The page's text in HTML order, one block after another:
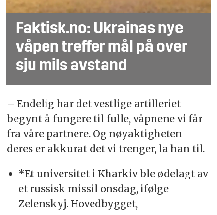
Faktisk.no: Ukrainas nye
våpen treffer mål på over
sju mils avstand
– Endelig har det vestlige artilleriet
begynt å fungere til fulle, våpnene vi får
fra våre partnere. Og nøyaktigheten
deres er akkurat det vi trenger, la han til.
*Et universitet i Kharkiv ble ødelagt av
et russisk missil onsdag, ifølge
Zelenskyj. Hovedbygget,